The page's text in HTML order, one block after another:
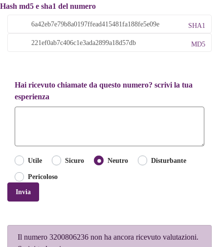
Hash md5 e sha1 del numero
SHA1
MD5
Hai ricevuto chiamate da questo numero? scrivi la tua
esperienza
Utile Sicuro Neutro Disturbante
Pericoloso
Invia
Il numero 3200806236 non ha ancora ricevuto valutazioni.